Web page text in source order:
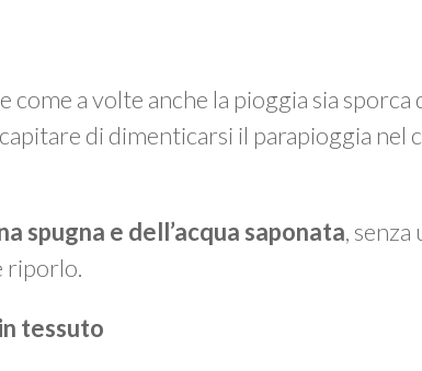
a volte anche la pioggia sia sporca
di dimenticarsi il parapioggia nel
spugna e dell’acqua saponata,
riporlo.
tessuto